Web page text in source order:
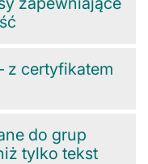
z certyfikatem
do grup
tylko tekst